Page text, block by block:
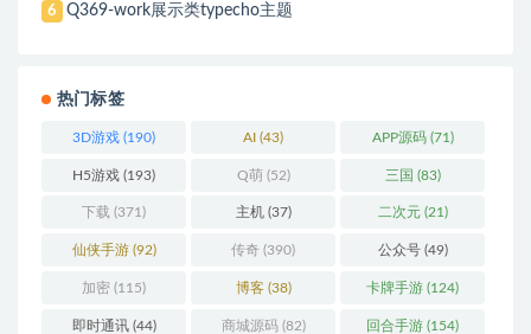
6 Q369-work展示类typecho主题
热门标签
3D游戏 (190) AI (43) APP源码(71)
H5游戏 (193) Q萌(52) 三国 (83)
下载 (371) 主机(37) 二次元(21)
仙侠手游(92) 传奇 (390) 公众号(49)
加密 (115) 博客(38) 卡牌手游 (124)
即时通讯(44) 商城源码(82) 回合手游 (154)